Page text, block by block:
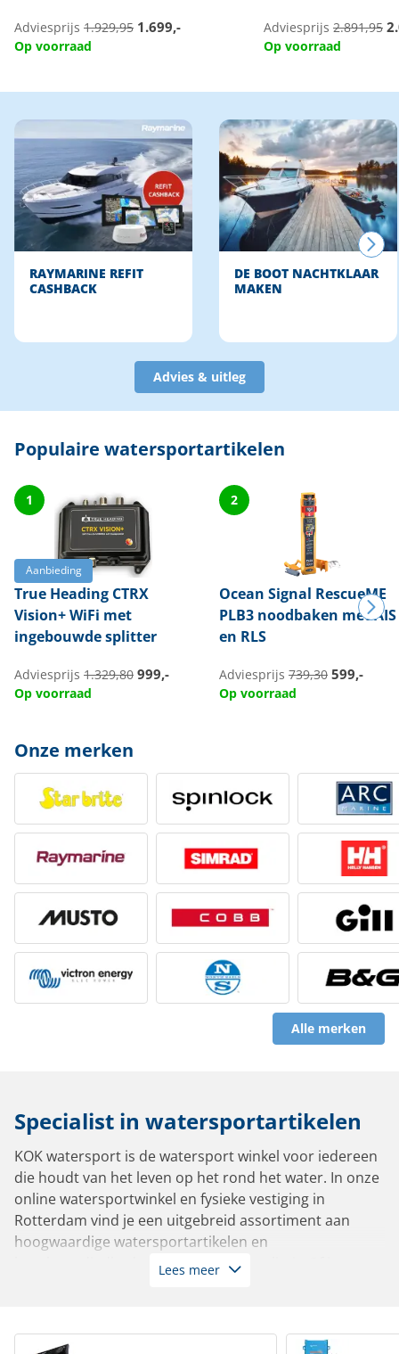
Adviesprijs 1.929,95 1.699,-
Op voorraad
Adviesprijs 2.891,95
Op voorraad
RAYMARINE REFIT
CASHBACK
DE BOOT NACHTKLAAR
MAKEN
Advies & uitleg
Populaire watersportartikelen
Aanbieding
True Heading CTRX
Vision+ WiFi met
ingebouwde splitter
Adviesprijs 1.329,80 999,-
Op voorraad
Ocean Signal RescueME
PLB3 noodbaken met AIS
en RLS
Adviesprijs 739,30 599,-
Op voorraad
Onze merken
Alle merken
Specialist in watersportartikelen
KOK watersport is de watersport winkel voor iedereen
die houdt van het leven op het rond het water. In onze
online watersportwinkel en fysieke vestiging in
Rotterdam vind je een uitgebreid assortiment aan
hoogwaardige watersportartikelen en
bootbenodigdheden van de beste kwaliteit. Of je nu
Met meer dan 10.000 artikelen op voorraad leverbaar
Lees meer